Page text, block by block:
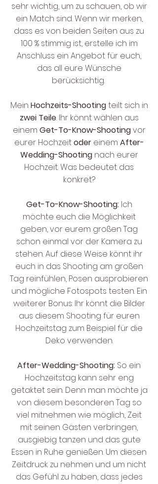
sehr wichtig, um zu schauen, ob wir
ein Match sind. Wenn wir merken,
dass es von beiden Seiten aus zu
100 % stimmig ist, erstelle ich im
Anschluss ein Angebot für euch,
das all eure Wünsche
berücksichtig.
Mein Hochzeits-Shootingteilt sich in
zwei Teile. Ihr könnt wählen aus
einem Get-To-Know-Shootingvor
eurer Hochzeitodereinem After-
Wedding-Shootingnach eurer
Hochzeit. Was bedeutet das
konkret?
Get-To-Know-Shooting: Ich
möchte euch die Möglichkeit
geben, vor eurem großen Tag
schon einmal vor der Kamera zu
stehen. Auf diese Weise könnt ihr
euch in das Shooting am großen
Tag reinfühlen, Posen ausprobieren
und mögliche Fotospots testen. Ein
weiterer Bonus: Ihr könnt die Bilder
aus diesem Shooting für euren
Hochzeitstag zum Beispiel für die
Deko verwenden.
After-Wedding-Shooting: So ein
Hochzeitstag kann sehr eng
getaktet sein. Denn man möchte ja
von diesem besonderen Tag so
viel mitnehmen wie möglich, Zeit
mit seinen Gästen verbringen,
ausgiebig tanzen und das gute
Essen in Ruhe genießen. Um diesen
Zeitdruck zu nehmen und um nicht
das Gefühl zu haben, dass jedes